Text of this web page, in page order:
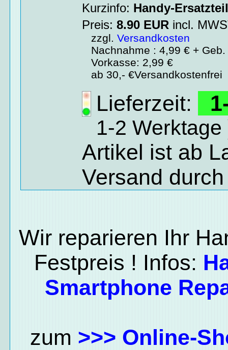
Kurzinfo: Handy-
Preis:8.90 EUR incl.
zzgl.Versandkosten
Nachnahme : 4,99 € + Geb.
Vorkasse: 2,99 €
ab 30,- €Versandkostenfrei
Lieferzeit:
1-2 Werktage
Artikel ist ab
Versand
Wir reparieren Ihr
Festpreis ! Infos:
Smartphone
zum >>> Online-